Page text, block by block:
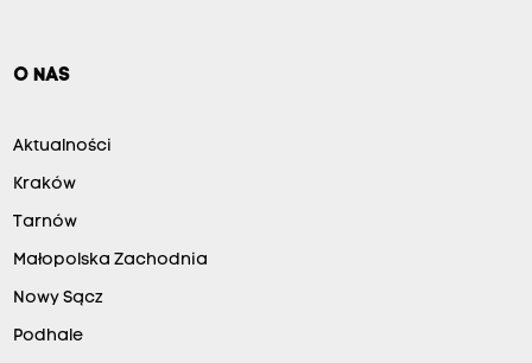
O NAS
Aktualności
Kraków
Tarnów
Małopolska Zachodnia
Nowy Sącz
Podhale